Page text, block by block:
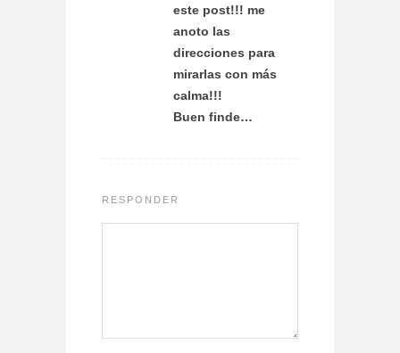
este post!!! me
anoto las
direcciones para
mirarlas con más
calma!!!
Buen finde…
RESPONDER